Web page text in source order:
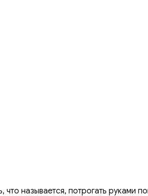
называется, потрогать руками